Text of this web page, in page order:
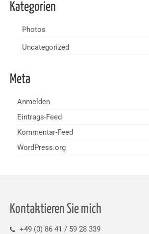
Kategorien
Photos
Uncategorized
Meta
Anmelden
Eintrags-Feed
Kommentar-Feed
WordPress.org
Kontaktieren Sie mich
+49 (0) 86 41 / 59 28 339